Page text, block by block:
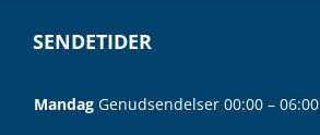
SENDETIDER
Mandag Genudsendelser 00:00 – 06:00